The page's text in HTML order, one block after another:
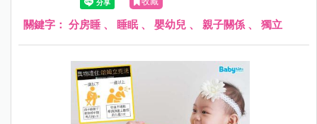
關鍵字： 分房睡 、 睡眠、 嬰幼兒 、 親子關係 、 獨立